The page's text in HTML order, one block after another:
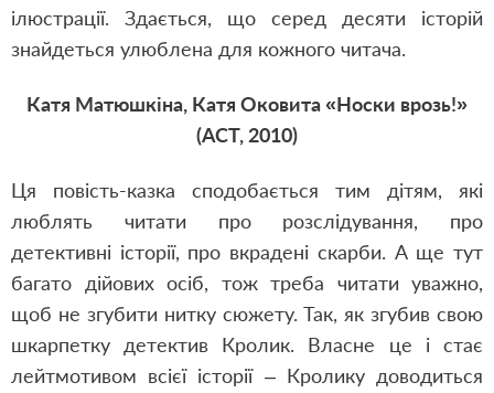
ілюстрації. Здається, що серед десяти історій
знайдеться улюблена для кожного читача.
Катя Матюшкіна, Катя Оковита «Носки врозь!»
(АСТ, 2010)
Ця повість-казка сподобається тим дітям, які
люблять читати про розслідування, про
детективні історії, про вкрадені скарби. А ще тут
багато дійових осіб, тож треба читати уважно,
щоб не згубити нитку сюжету. Так, як згубив свою
шкарпетку детектив Кролик. Власне це і стає
лейтмотивом всієї історії – Кролику доводиться